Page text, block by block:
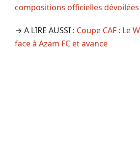
compositions officielles dévoilées
→ A LIRE AUSSI : Coupe CAF : Le
face à Azam FC et avance